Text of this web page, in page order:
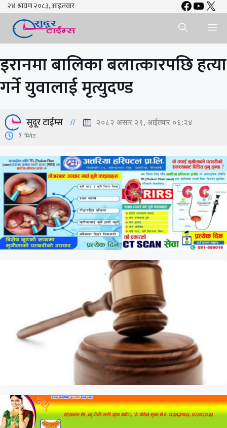
Skip
content
X
इरानमा बालिका बलात्कारपछि हत्या
गर्ने युवालाई मृत्युदण्ड
सुदूर टाईम्स २०८२ असार २९, आईतवार ०६:२४
1 मिनेट